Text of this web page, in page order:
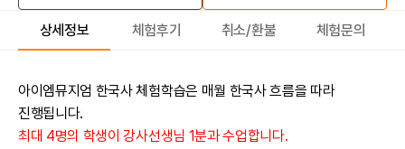
상세정보 체험후기 취소/환불 체험문의
아이엠뮤지엄 한국사 체험학습은 매월 한국사 흐름을 따라
진행됩니다.
최대 4명의 학생이 강사선생님 1분과 수업합니다.